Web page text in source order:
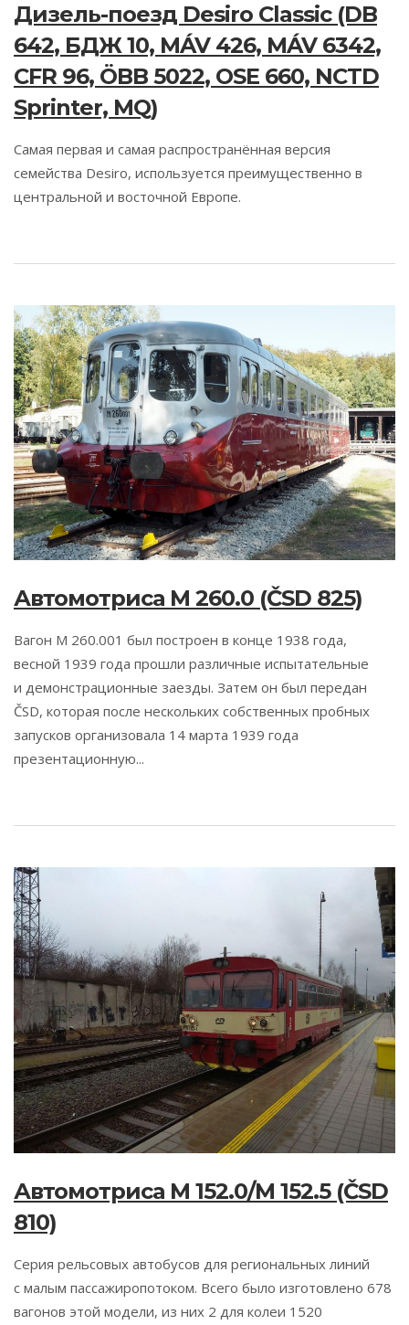
Дизель-поезд Desiro Classic (DB
642, БДЖ 10, MÁV 426, MÁV 6342,
CFR 96, ÖBB 5022, OSE 660, NCTD
Sprinter, MQ)
Самая первая и самая распространённая версия
семейства Desiro, используется преимущественно в
центральной и восточной Европе.
Автомотриса M 260.0 (ČSD 825)
Вагон М 260.001 был построен в конце 1938 года,
весной 1939 года прошли различные испытательные
и демонстрационные заезды. Затем он был передан
ČSD, которая после нескольких собственных пробных
запусков организовала 14 марта 1939 года
презентационную...
Автомотриса M 152.0/M 152.5 (ČSD
810)
Серия рельсовых автобусов для региональных линий
с малым пассажиропотоком. Всего было изготовлено 678
вагонов этой модели, из них 2 для колеи 1520